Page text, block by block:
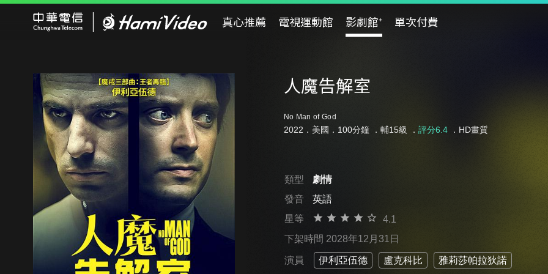
真心推薦 電視運動館 影劇館⁺ 單次付費
人魔告解室
No Man of God
2022．美國．100分鐘 ． 輔15級 ． 評分6.4．HD畫質
類型
劇情
發音
英語
星等
4.1
下架時間 2028年12月31日
演員 伊利亞伍德 盧克科比 雅莉莎帕拉狄諾